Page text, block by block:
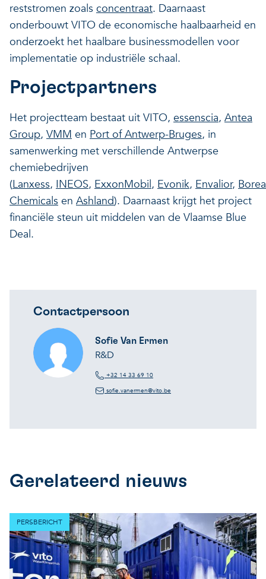
reststromen zoals concentraat. Daarnaast
onderbouwt VITO de economische haalbaarheid en
onderzoekt het haalbare businessmodellen voor
implementatie op industriële schaal.
Projectpartners
Het projectteam bestaat uit VITO, essenscia, Antea
Group, VMM en Port of Antwerp-Bruges, in
samenwerking met verschillende Antwerpse
chemiebedrijven
(Lanxess, INEOS, ExxonMobil, Evonik, Envalior,
Chemicals en Ashland). Daarnaast krijgt het project
financiële steun uit middelen van de Vlaamse Blue
Deal.
Contactpersoon
Sofie Van Ermen
R&D
+32 14 33 69 10
sofie.vanermen@vito.be
Gerelateerd nieuws
PERSBERICHT